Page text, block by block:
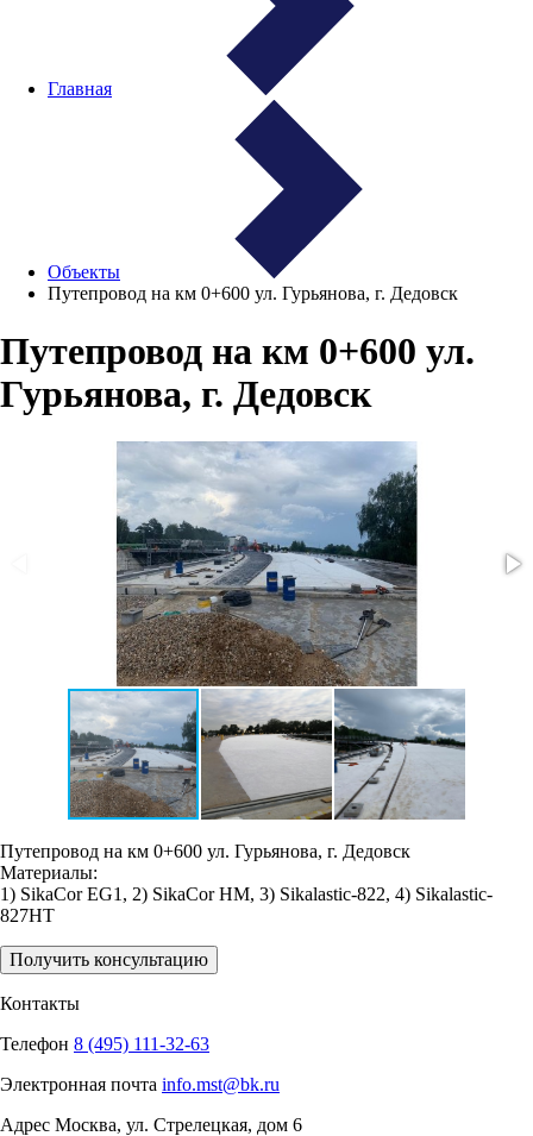
Главная
Объекты
Путепровод на км 0+600 ул. Гурьянова, г. Дедовск
Путепровод на км 0+600 ул.
Гурьянова, г. Дедовск
Путепровод на км 0+600 ул. Гурьянова, г. Дедовск
Материалы:
1) SikaCor EG1, 2) SikaCor HM, 3) Sikalastic-822, 4) Sikalastic-
827HT
Получить консультацию
Контакты
Телефон 8 (495) 111-32-63
Электронная почта info.mst@bk.ru
Адрес Москва, ул. Стрелецкая, дом 6